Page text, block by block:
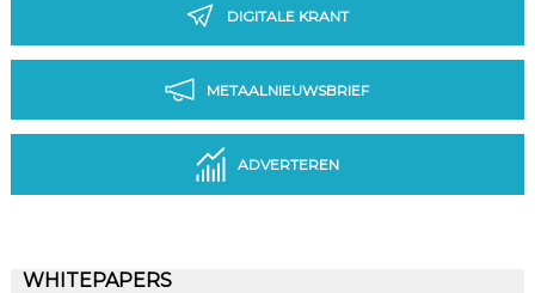
DIGITALE KRANT
METAALNIEUWSBRIEF
ADVERTEREN
WHITEPAPERS